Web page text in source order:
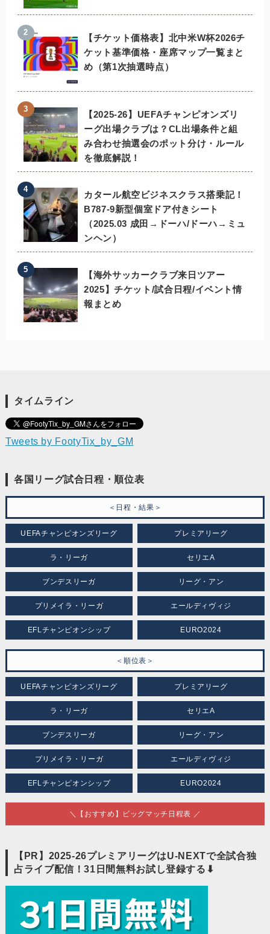
【チケット価格表】北中米W杯2026チ
ケット基準価格・座席マップ一覧まと
め（第1次抽選時点）
【2025-26】UEFAチャンピオンズリ
ーグ出場クラブは？CL出場条件と組
み合わせ抽選会のポット分け・ルール
を徹底解説！
カタール航空ビジネスクラス搭乗記！
B787-9新型個室ドア付きシート
（2025.03 成田→ドーハ/ドーハ→ミュ
ンヘン）
【海外サッカークラブ来日ツアー
2025】チケット/試合日程/イベント情
報まとめ
タイムライン
Tweets by FootyTix_by_GM
各国リーグ試合日程・順位表
＜日程・結果＞
UEFAチャンピオンズリーグ プレミアリーグ
ラ・リーガ セリエA
ブンデスリーガ リーグ・アン
プリメイラ・リーガ エールディヴィジ
EFLチャンピオンシップ EURO2024
＜順位表＞
UEFAチャンピオンズリーグ プレミアリーグ
ラ・リーガ セリエA
ブンデスリーガ リーグ・アン
プリメイラ・リーガ エールディヴィジ
EFLチャンピオンシップ EURO2024
＼【おすすめ】ビッグマッチ日程表 ／
【PR】2025-26プレミアリーグはU-NEXTで全試合独
占ライブ配信！31日間無料お試し登録する⬇︎